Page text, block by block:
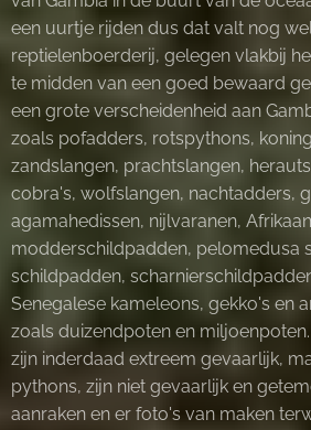
een uurtje rijden dus dat valt nog
reptielenboerderij, gelegen vlakbij
te midden van een goed bewaard
een grote verscheidenheid aan
zoals pofadders, rotspythons,
zandslangen, prachtslangen,
cobra's, wolfslangen, nachtadders,
agamahedissen, nijlvaranen,
modderschildpadden, pelomedusa
schildpadden,
Senegalese kameleons, gekko's en
zoals duizendpoten en
zijn inderdaad extreem gevaarlijk,
pythons, zijn niet gevaarlijk en
aanraken en er foto's van maken